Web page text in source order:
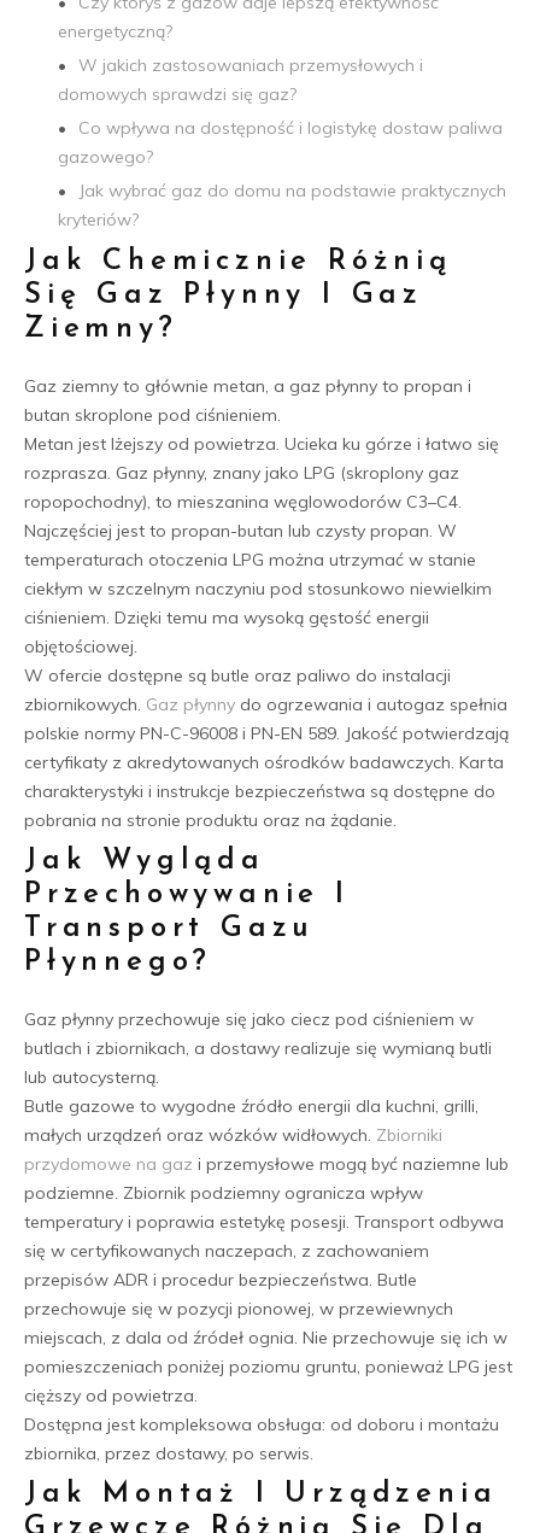
energetyczną?
W jakich zastosowaniach przemysłowych i
domowych sprawdzi się gaz?
Co wpływa na dostępność i logistykę dostaw paliwa
gazowego?
Jak wybrać gaz do domu na podstawie praktycznych
kryteriów?
Jak Chemicznie Różnią
Się Gaz Płynny I Gaz
Ziemny?
Gaz ziemny to głównie metan, a gaz płynny to propan i
butan skroplone pod ciśnieniem.
Metan jest lżejszy od powietrza. Ucieka ku górze i łatwo się
rozprasza. Gaz płynny, znany jako LPG (skroplony gaz
ropopochodny), to mieszanina węglowodorów C3–C4.
Najczęściej jest to propan-butan lub czysty propan. W
temperaturach otoczenia LPG można utrzymać w stanie
ciekłym w szczelnym naczyniu pod stosunkowo niewielkim
ciśnieniem. Dzięki temu ma wysoką gęstość energii
objętościowej.
W ofercie dostępne są butle oraz paliwo do instalacji
zbiornikowych. Gaz płynny do ogrzewania i autogaz spełnia
polskie normy PN-C-96008 i PN-EN 589. Jakość potwierdzają
certyfikaty z akredytowanych ośrodków badawczych. Karta
charakterystyki i instrukcje bezpieczeństwa są dostępne do
pobrania na stronie produktu oraz na żądanie.
Jak Wygląda
Przechowywanie I
Transport Gazu
Płynnego?
Gaz płynny przechowuje się jako ciecz pod ciśnieniem w
butlach i zbiornikach, a dostawy realizuje się wymianą butli
lub autocysterną.
Butle gazowe to wygodne źródło energii dla kuchni, grilli,
małych urządzeń oraz wózków widłowych. Zbiorniki
przydomowe na gaz i przemysłowe mogą być naziemne lub
podziemne. Zbiornik podziemny ogranicza wpływ
temperatury i poprawia estetykę posesji. Transport odbywa
się w certyfikowanych naczepach, z zachowaniem
przepisów ADR i procedur bezpieczeństwa. Butle
przechowuje się w pozycji pionowej, w przewiewnych
miejscach, z dala od źródeł ognia. Nie przechowuje się ich w
pomieszczeniach poniżej poziomu gruntu, ponieważ LPG jest
cięższy od powietrza.
Dostępna jest kompleksowa obsługa: od doboru i montażu
zbiornika, przez dostawy, po serwis.
Jak Montaż I Urządzenia